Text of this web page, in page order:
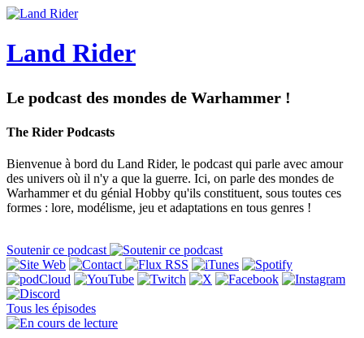
Land Rider
Le podcast des mondes de Warhammer !
The Rider Podcasts
Bienvenue à bord du Land Rider, le podcast qui parle avec amour
des univers où il n'y a que la guerre. Ici, on parle des mondes de
Warhammer et du génial Hobby qu'ils constituent, sous toutes ces
formes : lore, modélisme, jeu et adaptations en tous genres !
Soutenir ce podcast
Tous les épisodes